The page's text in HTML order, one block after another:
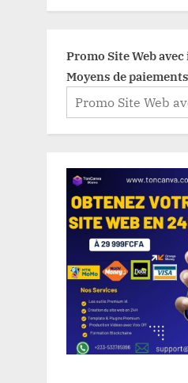
Promo Site Web
Moyens de